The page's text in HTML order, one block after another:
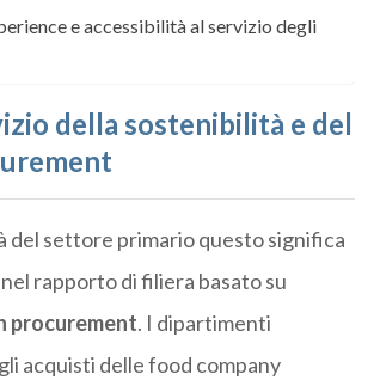
e accessibilità al servizio degli
della sostenibilità e del
del settore primario questo significa
rapporto di filiera basato su
procurement. I dipartimenti
acquisti delle food company